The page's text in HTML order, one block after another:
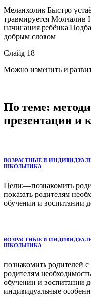
Меланхолик Быстро
травмируется Молчалив
начинания ребёнка
добрым словом
Слайд 18
Можно изменить и
По теме:
презентации и
ВОЗРАСТНЫЕ И
ШКОЛЬНИКА
Цели:—познакомить
показать родителям
обучении и
ВОЗРАСТНЫЕ И
ШКОЛЬНИКА
познакомить родителей
родителям
обучении и воспитании
индивидуальные